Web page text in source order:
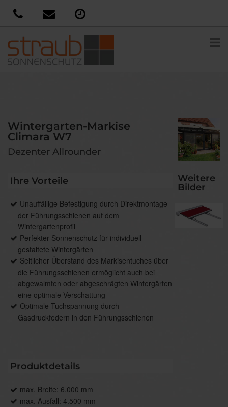
Wintergarten-Markise
Climara W7
Dezenter Allrounder
Ihre Vorteile
Unauffällige Befestigung durch Direktmontage
der Führungsschienen auf dem
Wintergartenprofil
Perfekter Sonnenschutz für individuell
gestaltete Wintergärten
Seitlicher Überstand des Markisentuches über
die Führungsschienen ermöglicht auch bei
abgewalmten oder abgeschrägten Wintergärten
eine optimale Verschattung
Optimale Tuchspannung durch
Gasdruckfedern in den Führungsschienen
Produktdetails
max. Breite: 6.000 mm
max. Ausfall: 4.500 mm
Weitere
Bilder